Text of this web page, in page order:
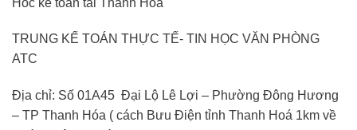
TRUNG KẾ TOÁN THỰC TẾ- TIN HỌC VĂN PHÒNG
ATC
Địa chỉ: Số 01A45 Đại Lộ Lê Lợi – Phường Đông Hương
– TP Thanh Hóa ( cách Bưu Điện tỉnh Thanh Hoá 1km về